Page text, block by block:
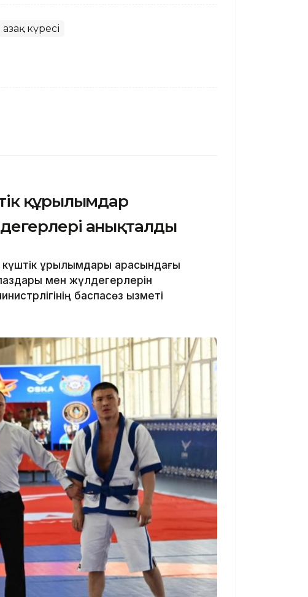
Қазақ күресі
құрылымдар
анықталды
құрылымдары арасындағы
мен жүлдегерлерін
баспасөз қызметі